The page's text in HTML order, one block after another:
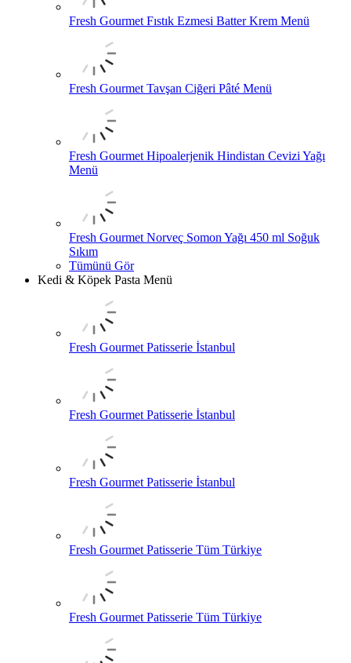
Fresh Gourmet Fıstık Ezmesi Batter Krem Menü
Fresh Gourmet Tavşan Ciğeri Pâté Menü
Fresh Gourmet Hipoalerjenik Hindistan Cevizi Yağı
Menü
Fresh Gourmet Norveç Somon Yağı 450 ml Soğuk
Sıkım
Tümünü Gör
Kedi & Köpek Pasta Menü
Fresh Gourmet Patisserie İstanbul
Fresh Gourmet Patisserie İstanbul
Fresh Gourmet Patisserie İstanbul
Fresh Gourmet Patisserie Tüm Türkiye
Fresh Gourmet Patisserie Tüm Türkiye